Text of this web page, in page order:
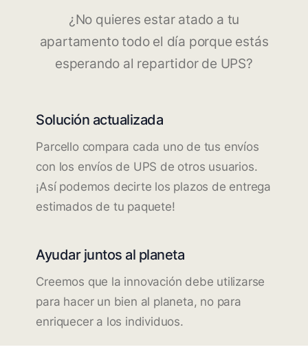
¿No quieres estar atado a tu
apartamento todo el día porque estás
esperando al repartidor de UPS?
Solución actualizada
Parcello compara cada uno de tus envíos
con los envíos de UPS de otros usuarios.
¡Así podemos decirte los plazos de entrega
estimados de tu paquete!
Ayudar juntos al planeta
Creemos que la innovación debe utilizarse
para hacer un bien al planeta, no para
enriquecer a los individuos.